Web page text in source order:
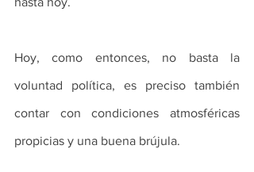
Hoy, como entonces, no basta la
voluntad política, es preciso también
contar con condiciones atmosféricas
propicias y una buena brújula.